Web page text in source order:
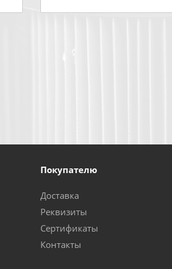
Покупателю
Доставка
Реквизиты
Сертификаты
Контакты